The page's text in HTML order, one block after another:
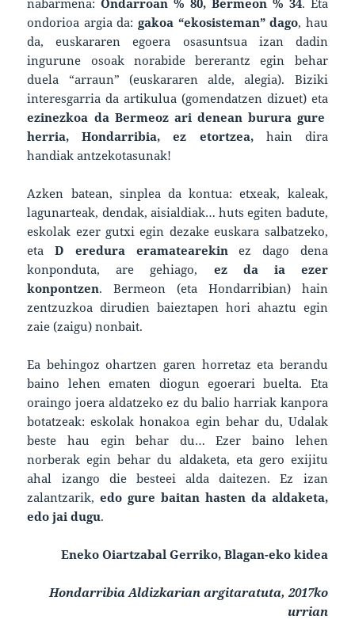
nabarmena:Ondarroan % 80, Bermeon % 34. Eta
ondorioa argia da: gakoa “ekosisteman” dago, hau
da, euskararen egoera osasuntsua izan dadin
ingurune osoak norabide bererantz egin behar
duela “arraun” (euskararen alde, alegia). Biziki
interesgarria da artikulua (gomendatzen dizuet) eta
ezinezkoa da Bermeoz ari denean burura gure
herria, Hondarribia, ez etortzea,hain dira
handiak antzekotasunak!
Azken batean, sinplea da kontua: etxeak, kaleak,
lagunarteak, dendak, aisialdiak… huts egiten badute,
eskolak ezer gutxi egin dezake euskara salbatzeko,
etaD eredura eramatearekinez dago dena
konponduta, are gehiago, ez da ia ezer
konpontzen. Bermeon (eta Hondarribian) hain
zentzuzkoa dirudien baieztapen hori ahaztu egin
zaie (zaigu) nonbait.
Ea behingoz ohartzen garen horretaz eta berandu
baino lehen ematen diogun egoerari buelta. Eta
oraingo joera aldatzeko ez du balio harriak kanpora
botatzeak: eskolak honakoa egin behar du, Udalak
beste hau egin behar du… Ezer baino lehen
norberak egin behar du aldaketa, eta gero exijitu
ahal izango die besteei alda daitezen. Ez izan
zalantzarik,edo gure baitan hasten da aldaketa,
edo jai dugu.
Eneko Oiartzabal Gerriko, Blagan-eko kidea
Hondarribia Aldizkarian argitaratuta, 2017ko
urrian